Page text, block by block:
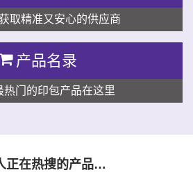
取精准又安心的供应商
产品名录
热门的印包产品在这里
正在热搜的产品…